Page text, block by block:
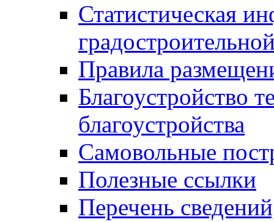
Статистическая
Правила
Благоустройство
благоустройства
Самовольные
Полезные ссылки
Перечень